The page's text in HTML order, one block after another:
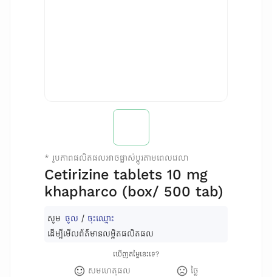
* រូបភាពផលិតផលអាចផ្លាស់ប្តូរតាមពេលវេលា
Cetirizine tablets 10 mg
khapharco (box/ 500 tab)
សូម ចូល / ចុះឈ្មោះ
ដើម្បីមើលព័ត៌មានលម្អិតផលិតផល
ឃើញតម្លៃនេះទេ?
សមហេតុផល ថ្លៃ